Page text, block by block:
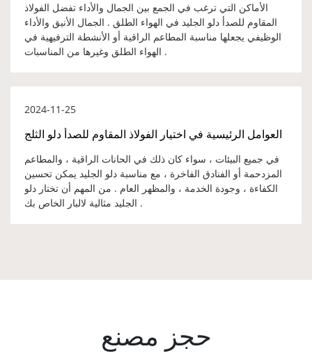
الأماكن التي ترغب في الجمع بين الجمال والأداء تفضل الفولاذ
المقاوم للصدأ دلو الجليد في الهواء الطلق . الجمال الأنيق والأداء
الوظيفي يجعلها مناسبة المطاعم الراقية أو الأنشطة الترفيهية في
الهواء الطلق وغيرها من المناسبات .
2024-11-25
العوامل الرئيسية في اختيار الفولاذ المقاوم للصدأ دلو الثلج
في جميع البيئات ، سواء كان ذلك في الحانات الراقية ، والمطاعم
المزدحمة أو الفنادق الفاخرة ، مع مناسبة دلو الجليد يمكن تحسين
الكفاءة ، وجودة الخدمة ، والمظهر العام . من المهم أن تختار دلو
الجليد مثالية لالبار الخاص بك .
حجز مصنع